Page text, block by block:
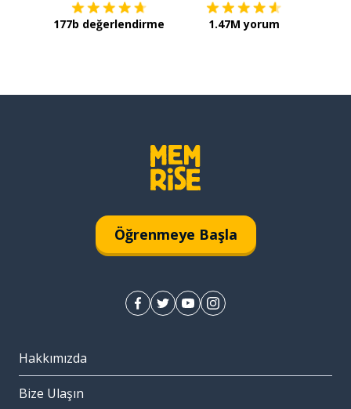
177b değerlendirme 1.47M yorum
Öğrenmeye Başla
Hakkımızda
Bize Ulaşın